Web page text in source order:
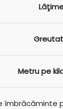
Metru pe